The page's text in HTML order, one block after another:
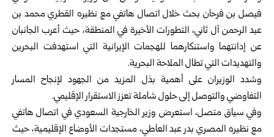
فيصل بن فرحان بحث خلال اتصال هاتفي مع نظيره القطري محمد بن
عبد الرحمن آل ثاني، التطورات الأخيرة في المنطقة، حيث أعرب الجانبان
عن إدانتهما واستنكارهما للهجمات الإيرانية التي استهدفت البحرين
والتهديدات التي تطال الملاحة البحرية.
وشدد الوزيران على أهمية بذل المزيد من الجهود لإنجاح المسار
التفاوضي والتوصل إلى حلول شاملة تعزز الاستقرار الإقليمي.
وفي سياق متصل، استعرض وزير الخارجية السعودي في اتصال هاتفي
مع نظيره المصري بدر عبد العاطي، مستجدات الأوضاع الإقليمية، حيث